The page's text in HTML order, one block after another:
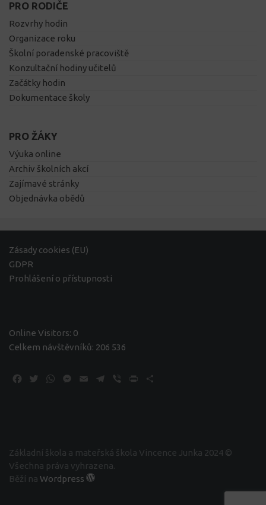
PRO RODIČE
Rozvrhy hodin
Organizace roku
Školní poradenské pracoviště
Konzultační hodiny učitelů
Začátky hodin
Dokumentace školy
PRO ŽÁKY
Výuka online
Archiv školních akcí
Zajímavé stránky
Objednávka obědů
Zásady cookies (EU)
GDPR
Prohlášení o přístupnosti
Online Visitors: 0
Celkem návštěvníků: 206 536
Facebook
TwitterWhatsApp
Messenger
Email Telegram
Viber Print
Základní škola a mateřská škola Vincence Junka 2024 ©
Všechna práva vyhrazena.
Běží na Wordpress